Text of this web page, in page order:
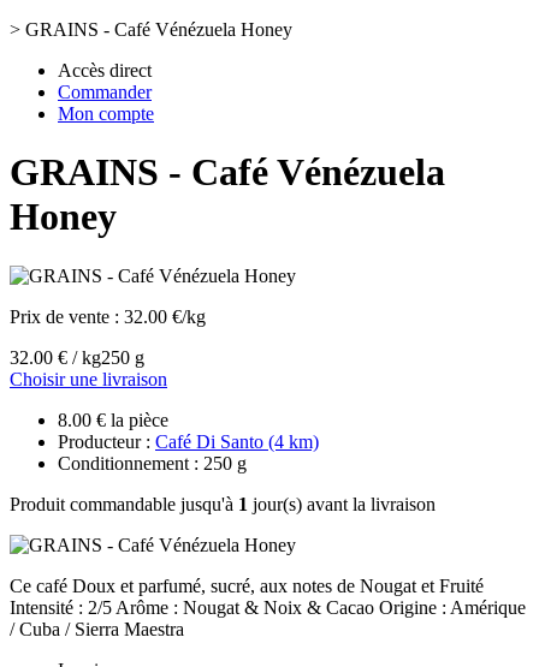
> GRAINS - Café Vénézuela Honey
Accès direct
Commander
Mon compte
GRAINS - Café Vénézuela
Honey
Prix de vente : 32.00 €/kg
32.00 € / kg250 g
Choisir une livraison
8.00 € la pièce
Producteur : Café Di Santo (4 km)
Conditionnement : 250 g
Produit commandable jusqu'à 1 jour(s) avant la livraison
Ce café Doux et parfumé, sucré, aux notes de Nougat et Fruité
Intensité : 2/5 Arôme : Nougat & Noix & Cacao Origine : Amérique
/ Cuba / Sierra Maestra